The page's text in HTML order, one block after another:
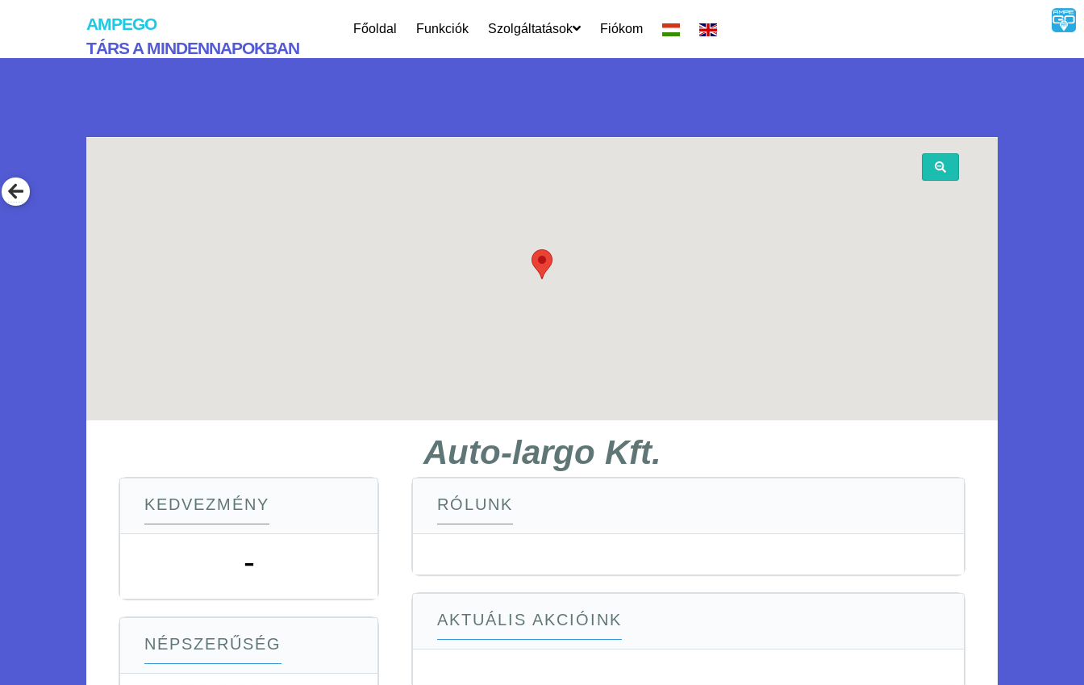
AMPEGO
TÁRS A MINDENNAPOKBAN
Főoldal Funkciók Szolgáltatások Fiókom
Auto-largo Kft.
KEDVEZMÉNY
-
NÉPSZERŰSÉG
RÓLUNK
AKTUÁLIS AKCIÓINK